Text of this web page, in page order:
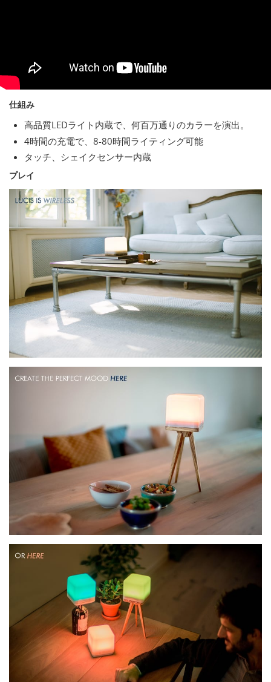
仕組み
高品質LEDライト内蔵で、何百万通りのカラーを演出。
4時間の充電で、8-80時間ライティング可能
タッチ、シェイクセンサー内蔵
プレイ